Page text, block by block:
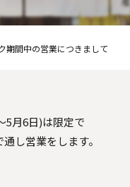
期間中の営業につきまして
5月6日)は限定で
し営業をします。